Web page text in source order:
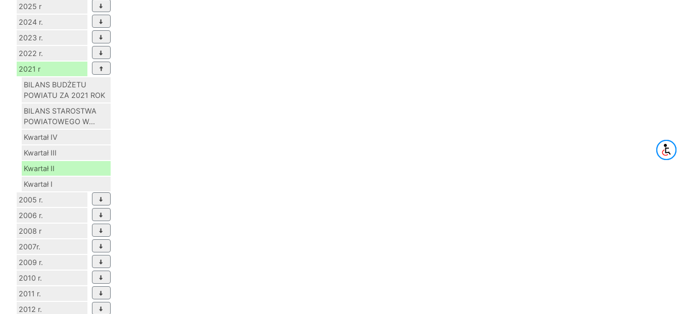
2025 r
2024 r.
2023 r.
2022 r.
2021 r
BILANS BUDŻETU
POWIATU ZA 2021 ROK
BILANS STAROSTWA
POWIATOWEGO W...
Kwartał IV
Kwartał III
Kwartał II
Kwartał I
2005 r.
2006 r.
2008 r
2007r.
2009 r.
2010 r.
2011 r.
2012 r.